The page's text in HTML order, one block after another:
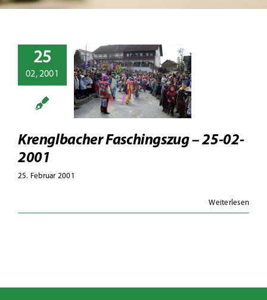
Wirtschaft
Politik
Suche
25
02, 2001
–
2001
Krenglbacher Faschingszug – 25-02-
2001
25. Februar 2001
Weiterlesen